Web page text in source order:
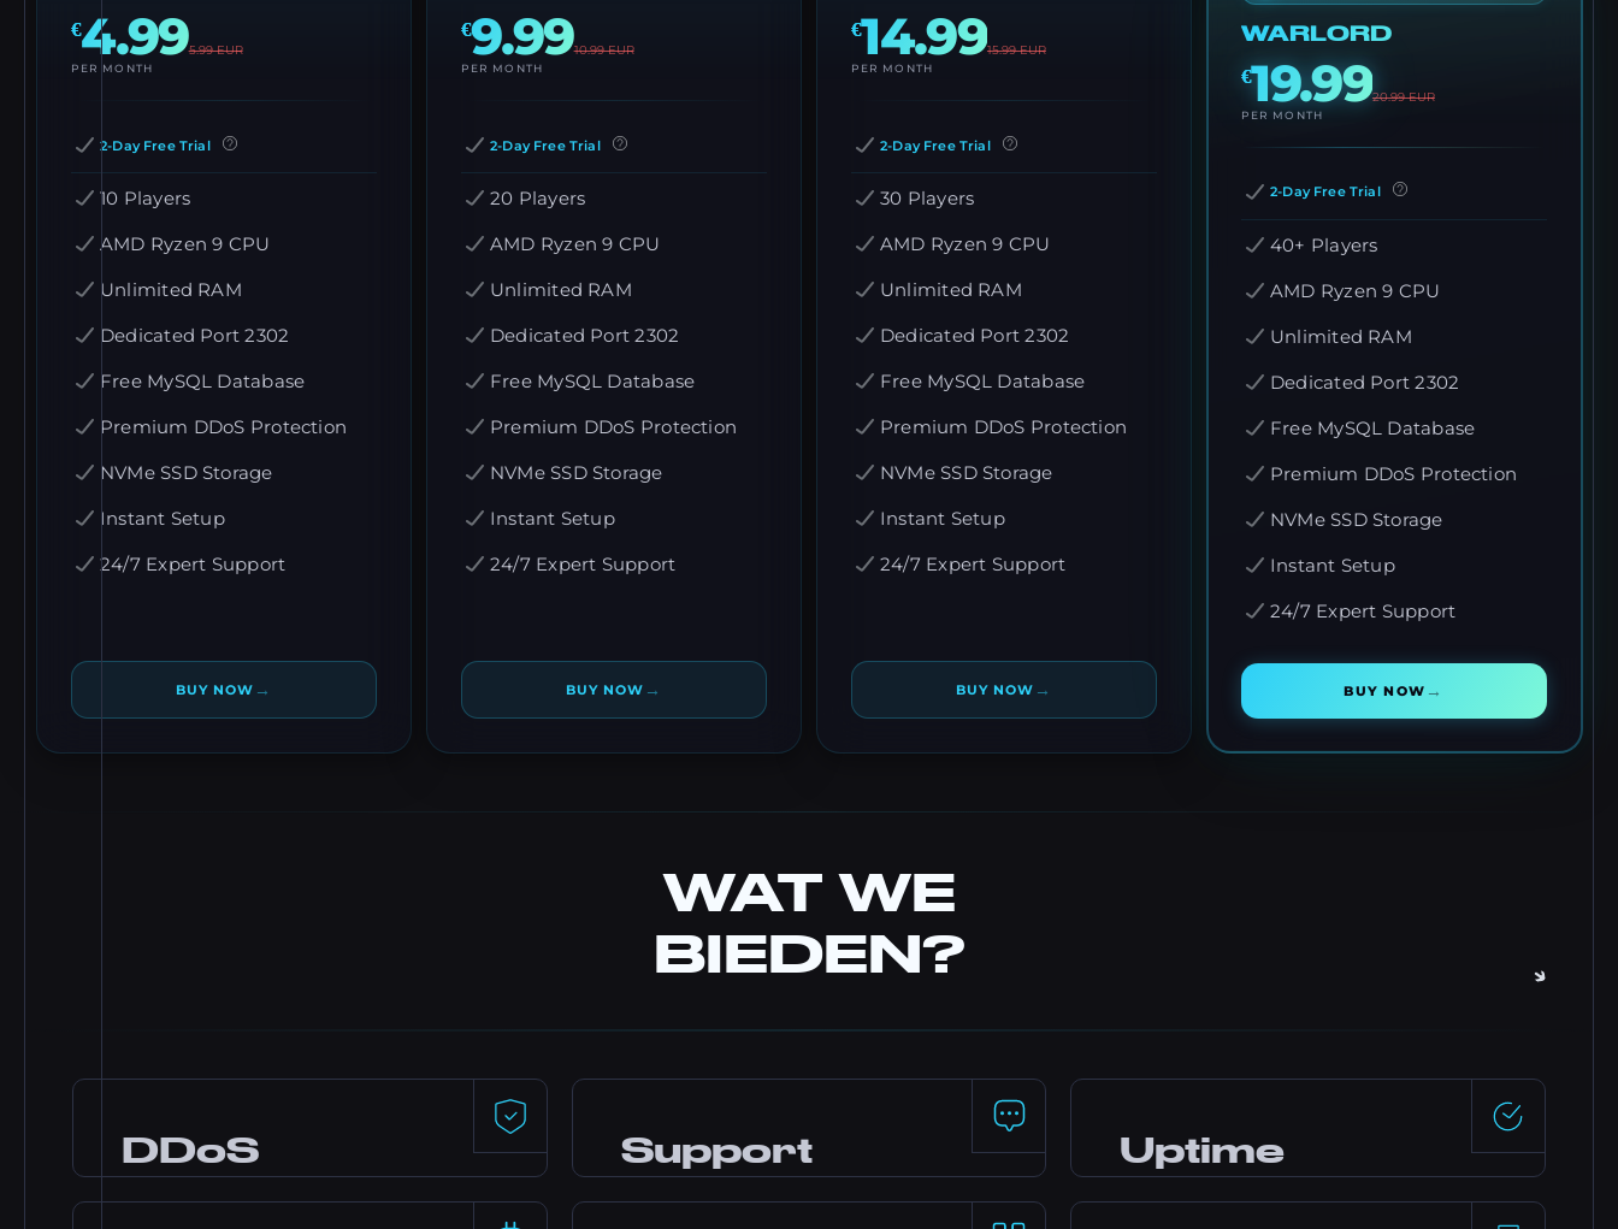
€4.995.99EUR
PER MONTH
2-Day Free Trial
10 Players
AMD Ryzen 9 CPU
Unlimited RAM
Dedicated Port 2302
Free MySQL Database
Premium DDoS Protection
NVMe SSD Storage
Instant Setup
24/7 Expert Support
BUY NOW →
€9.9910.99EUR
PER MONTH
2-Day Free Trial
20 Players
AMD Ryzen 9 CPU
Unlimited RAM
Dedicated Port 2302
Free MySQL Database
Premium DDoS Protection
NVMe SSD Storage
Instant Setup
24/7 Expert Support
BUY NOW →
€14.9915.99EUR
PER MONTH
2-Day Free Trial
30 Players
AMD Ryzen 9 CPU
Unlimited RAM
Dedicated Port 2302
Free MySQL Database
Premium DDoS Protection
NVMe SSD Storage
Instant Setup
24/7 Expert Support
BUY NOW →
WARLORD
€19.9920.99EUR
PER MONTH
2-Day Free Trial
40+ Players
AMD Ryzen 9 CPU
Unlimited RAM
Dedicated Port 2302
Free MySQL Database
Premium DDoS Protection
NVMe SSD Storage
Instant Setup
24/7 Expert Support
BUY NOW →
WAT WE
BIEDEN?
DDoS
Protection
Support
24/7
Uptime
99,5%